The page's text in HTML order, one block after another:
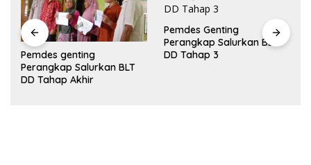
Pemdes genting
Perangkap Salurkan BLT
DD Tahap Akhir
Pemdes Genting
Perangkap Salurkan BLT
DD Tahap 3